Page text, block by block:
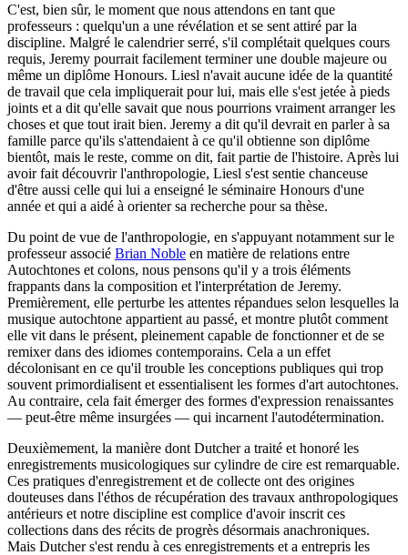
C'est, bien sûr, le moment que nous attendons en tant que
professeurs : quelqu'un a une révélation et se sent attiré par la
discipline. Malgré le calendrier serré, s'il complétait quelques cours
requis, Jeremy pourrait facilement terminer une double majeure ou
même un diplôme Honours. Liesl n'avait aucune idée de la quantité
de travail que cela impliquerait pour lui, mais elle s'est jetée à pieds
joints et a dit qu'elle savait que nous pourrions vraiment arranger les
choses et que tout irait bien. Jeremy a dit qu'il devrait en parler à sa
famille parce qu'ils s'attendaient à ce qu'il obtienne son diplôme
bientôt, mais le reste, comme on dit, fait partie de l'histoire. Après lui
avoir fait découvrir l'anthropologie, Liesl s'est sentie chanceuse
d'être aussi celle qui lui a enseigné le séminaire Honours d'une
année et qui a aidé à orienter sa recherche pour sa thèse.
Du point de vue de l'anthropologie, en s'appuyant notamment sur le
professeur associé Brian Noble en matière de relations entre
Autochtones et colons, nous pensons qu'il y a trois éléments
frappants dans la composition et l'interprétation de Jeremy.
Premièrement, elle perturbe les attentes répandues selon lesquelles la
musique autochtone appartient au passé, et montre plutôt comment
elle vit dans le présent, pleinement capable de fonctionner et de se
remixer dans des idiomes contemporains. Cela a un effet
décolonisant en ce qu'il trouble les conceptions publiques qui trop
souvent primordialisent et essentialisent les formes d'art autochtones.
Au contraire, cela fait émerger des formes d'expression renaissantes
— peut‑être même insurgées — qui incarnent l'autodétermination.
Deuxièmement, la manière dont Dutcher a traité et honoré les
enregistrements musicologiques sur cylindre de cire est remarquable.
Ces pratiques d'enregistrement et de collecte ont des origines
douteuses dans l'éthos de récupération des travaux anthropologiques
antérieurs et notre discipline est complice d'avoir inscrit ces
collections dans des récits de progrès désormais anachroniques.
Mais Dutcher s'est rendu à ces enregistrements et a entrepris les